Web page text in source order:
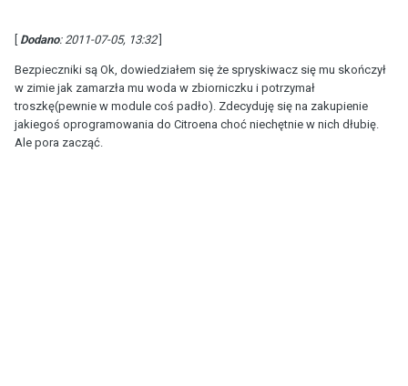
Dodano: 2011-07-05, 13:32]
Bezpieczniki są Ok, dowiedziałem się że spryskiwacz się mu skończył
w zimie jak zamarzła mu woda w zbiorniczku i potrzymał
troszkę(pewnie w module coś padło). Zdecyduję się na zakupienie
jakiegoś oprogramowania do Citroena choć niechętnie w nich dłubię.
Ale pora zacząć.